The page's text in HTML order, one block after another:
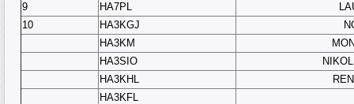
9
HA7PL
10
HA3KGJ
HA3KM
HA3SIO
HA3KHL
HA3KFL